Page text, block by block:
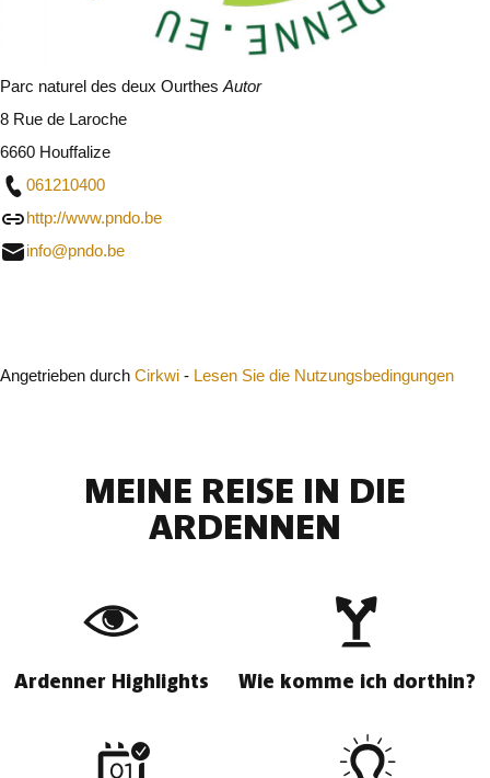
Parc naturel des deux Ourthes Autor
8 Rue de Laroche
6660 Houffalize
061210400
http://www.pndo.be
info@pndo.be
Angetrieben durch Cirkwi - Lesen Sie die Nutzungsbedingungen
MEINE REISE IN DIE
ARDENNEN
Ardenner Highlights Wie komme ich dorthin?